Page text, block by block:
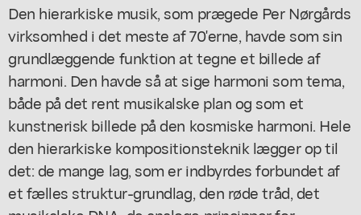
Den hierarkiske musik, som prægede Per Nørgårds
virksomhed i det meste af 70'erne, havde som sin
grundlæggende funktion at tegne et billede af
harmoni. Den havde så at sige harmoni som tema,
både på det rent musikalske plan og som et
kunstnerisk billede på den kosmiske harmoni. Hele
den hierarkiske kompositionsteknik lægger op til
det: de mange lag, som er indbyrdes forbundet af
et fælles struktur-grundlag, den røde tråd, det